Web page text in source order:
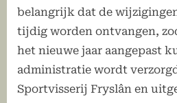
belangrijk dat de
tijdig worden ontvangen,
het nieuwe jaar aangepast
administratie wordt
Sportvisserij Fryslân en